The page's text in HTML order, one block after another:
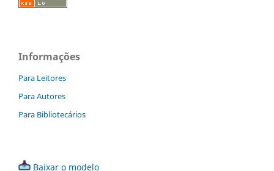
Informações
Para Leitores
Para Autores
Para Bibliotecários
Baixar o modelo